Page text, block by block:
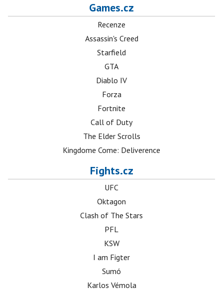
Games.cz
Recenze
Assassin's Creed
Starfield
GTA
Diablo IV
Forza
Fortnite
Call of Duty
The Elder Scrolls
Kingdome Come: Deliverence
Fights.cz
UFC
Oktagon
Clash of The Stars
PFL
KSW
I am Figter
Sumó
Karlos Vémola